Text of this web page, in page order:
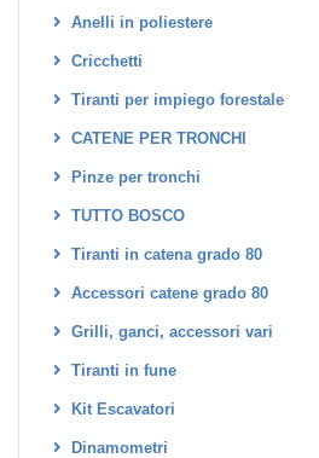
Anelli in poliestere
Cricchetti
Tiranti per impiego forestale
CATENE PER TRONCHI
Pinze per tronchi
TUTTO BOSCO
Tiranti in catena grado 80
Accessori catene grado 80
Grilli, ganci, accessori vari
Tiranti in fune
Kit Escavatori
Dinamometri